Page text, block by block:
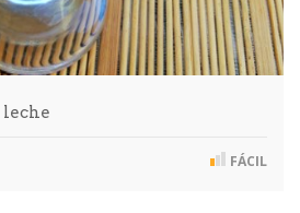
leche
FÁCIL